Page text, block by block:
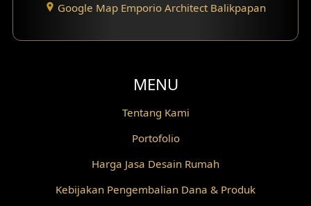
Desain Partisi
Desain Fasad Depan
Google Map Emporio Architect Balikpapan
MENU
Tentang Kami
Portofolio
Harga Jasa Desain Rumah
Kebijakan Pengembalian Dana & Produk